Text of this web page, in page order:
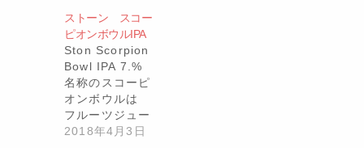
ストーン スコー
ピオンボウルIPA
Ston Scorpion
Bowl IPA 7.%
名称のスコーピ
オンボウルは
フルーツジュー
ス …
2018年4月3日